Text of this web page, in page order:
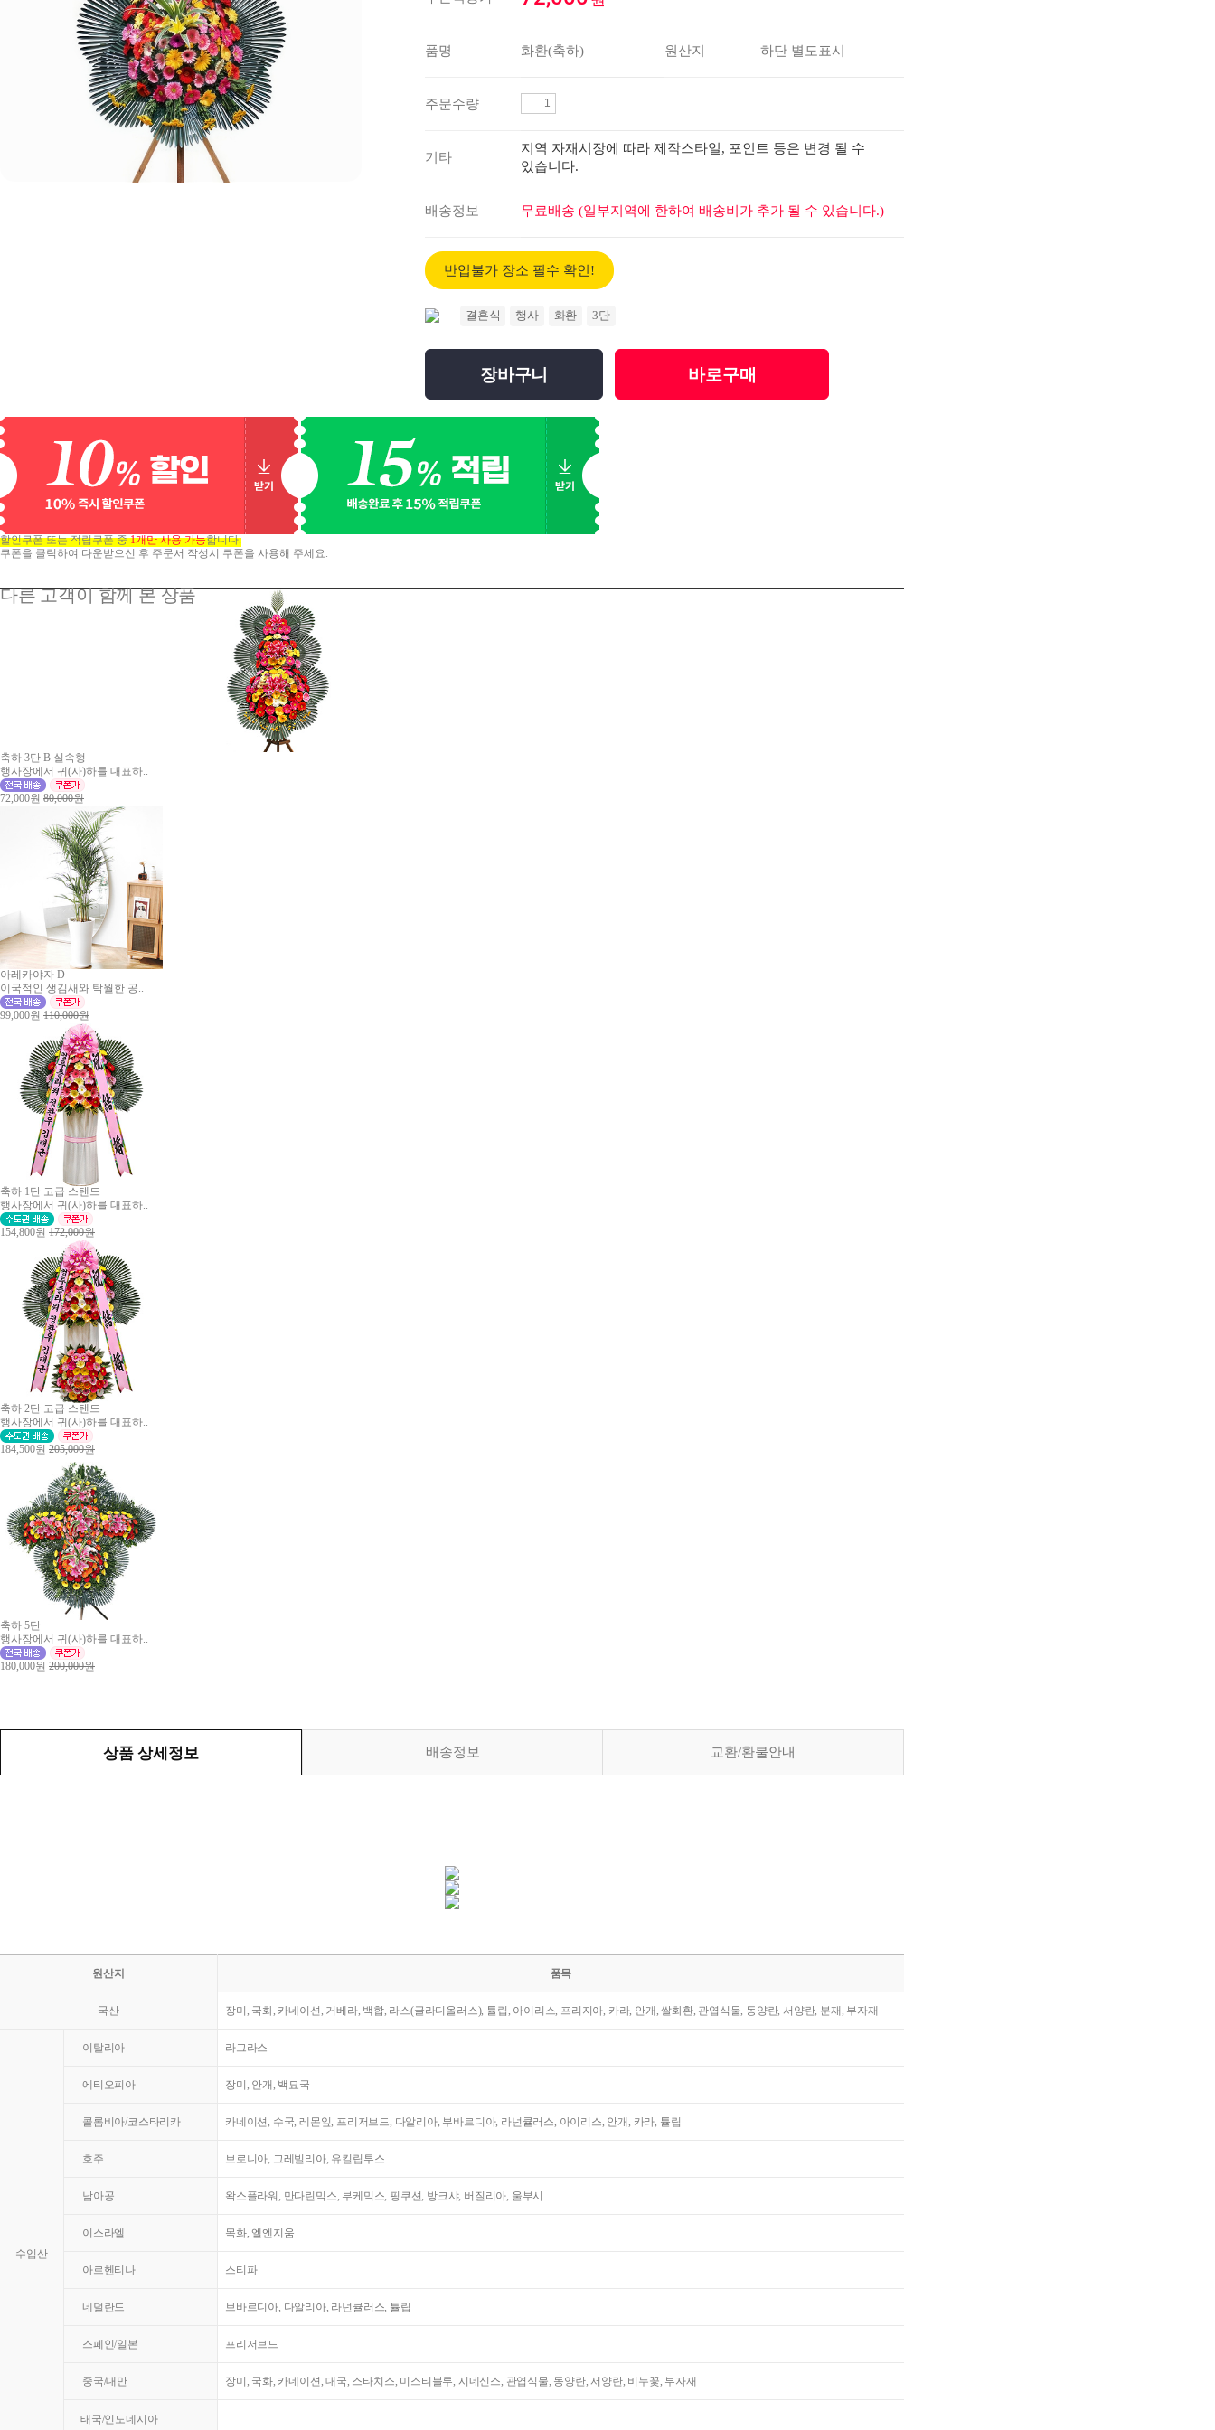
품명 화환(축하) 원산지 하단 별도표시
주문수량
기타
지역 자재시장에 따라 제작스타일, 포인트 등은 변경 될 수
있습니다.
배송정보 무료배송 (일부지역에 한하여 배송비가 추가 될 수 있습니다.)
반입불가 장소 필수 확인!
결혼식 행사 화환 3단
장바구니 바로구매
할인쿠폰 또는 적립쿠폰 중1개만 사용 가능합니다.
쿠폰을 클릭하여 다운받으신 후 주문서 작성시 쿠폰을 사용해 주세요.
다른 고객이 함께 본 상품
축하 3단 B 실속형
행사장에서 귀(사)하를 대표하..
72,000원 80,000원
아레카야자 D
이국적인 생김새와 탁월한 공..
99,000원 110,000원
축하 1단 고급 스탠드
행사장에서 귀(사)하를 대표하..
154,800원 172,000원
축하 2단 고급 스탠드
행사장에서 귀(사)하를 대표하..
184,500원 205,000원
축하 5단
행사장에서 귀(사)하를 대표하..
180,000원 200,000원
상품 상세정보 배송정보 교환/환불안내
원산지 품목
국산 장미, 국화, 카네이션, 거베라, 백합, 라스(글라디올러스), 튤립, 아이리스, 프리지아, 카라, 안개, 쌀화환, 관엽식물, 동양란, 서양란, 분재, 부자재
수입산
이탈리아 라그라스
에티오피아 장미, 안개, 백묘국
콜롬비아/코스타리카 카네이션, 수국, 레몬잎, 프리저브드, 다알리아, 부바르디아, 라넌큘러스, 아이리스, 안개, 카라, 튤립
호주 브로니아, 그레빌리아, 유킬립투스
남아공 왁스플라워, 만다린믹스, 부케믹스, 핑쿠션, 방크샤, 버질리아, 울부시
이스라엘 목화, 엘엔지움
아르헨티나 스티파
네덜란드 브바르디아, 다알리아, 라넌큘러스, 튤립
스페인/일본 프리저브드
중국/대만 장미, 국화, 카네이션, 대국, 스타치스, 미스티블루, 시네신스, 관엽식물, 동양란, 서양란, 비누꽃, 부자재
태국/인도네시아